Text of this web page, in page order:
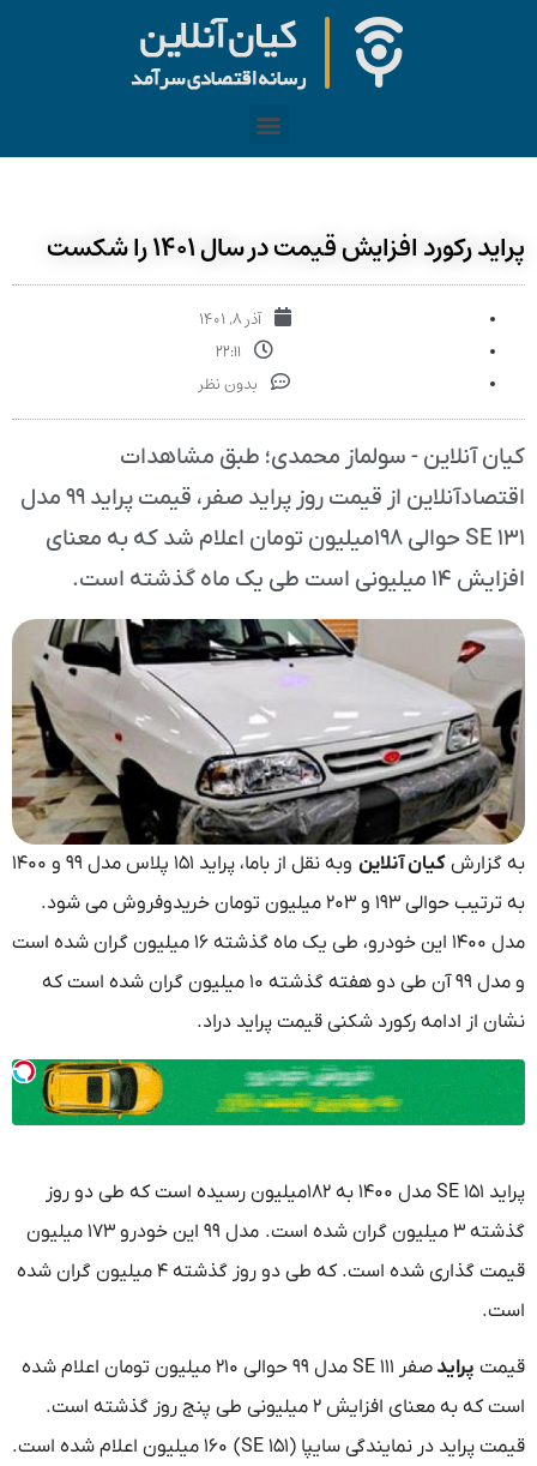
پراید رکورد افزایش قیمت در سال ۱۴۰۱ را شکست
آذر ۸, ۱۴۰۱
۲۲:۱۱
بدون نظر
کیان آنلاین - سولماز محمدی؛ طبق مشاهدات
اقتصادآنلاین از قیمت روز پراید صفر، قیمت پراید ۹۹ مدل
۱۳۱ SE حوالی ۱۹۸میلیون تومان اعلام شد که به معنای
افزایش ۱۴ میلیونی است طی یک ماه گذشته است.
به گزارش کیان آنلاین
وبه نقل از باما، پراید ۱۵۱ پلاس مدل ۹۹ و ۱۴۰۰
به ترتیب حوالی ۱۹۳ و ۲۰۳ میلیون تومان خریدوفروش می شود.
مدل ۱۴۰۰ این خودرو، طی یک ماه گذشته ۱۶ میلیون گران شده است
و مدل ۹۹ آن طی دو هفته گذشته ۱۰ میلیون گران شده است که
نشان از ادامه رکورد شکنی قیمت پراید دراد.
پراید ۱۵۱ SE مدل ۱۴۰۰ به ۱۸۲میلیون رسیده است که طی دو روز
گذشته ۳ میلیون گران شده است. مدل ۹۹ این خودرو ۱۷۳ میلیون
قیمت گذاری شده است. که طی دو روز گذشته ۴ میلیون گران شده
است.
قیمت پراید
صفر ۱۱۱ SE مدل ۹۹ حوالی ۲۱۰ میلیون تومان اعلام شده
است که به معنای افزایش ۲ میلیونی طی پنج روز گذشته است.
قیمت پراید در نمایندگی سایپا (۱۵۱ SE) ۱۶۰ میلیون اعلام شده است.